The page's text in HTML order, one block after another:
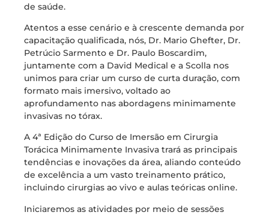
de saúde.
Atentos a esse cenário e à crescente demanda por
capacitação qualificada, nós, Dr. Mario Ghefter, Dr.
Petrúcio Sarmento e Dr. Paulo Boscardim,
juntamente com a David Medical e a Scolla nos
unimos para criar um curso de curta duração, com
formato mais imersivo, voltado ao
aprofundamento nas abordagens minimamente
invasivas no tórax.
A 4ª Edição do Curso de Imersão em Cirurgia
Torácica Minimamente Invasiva trará as principais
tendências e inovações da área, aliando conteúdo
de excelência a um vasto treinamento prático,
incluindo cirurgias ao vivo e aulas teóricas online.
Iniciaremos as atividades por meio de sessões